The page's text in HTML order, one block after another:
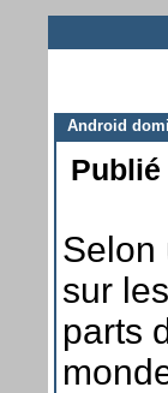
Android
Publié
Selon
sur
parts